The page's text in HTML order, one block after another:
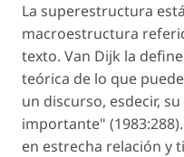
La superestructura
macroestructura
texto. Van Dijk la
teórica de lo que
un discurso, esdecir,
importante"
en estrecha relación y